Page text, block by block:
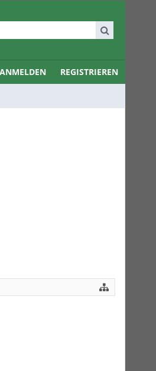
ANMELDEN REGISTRIEREN